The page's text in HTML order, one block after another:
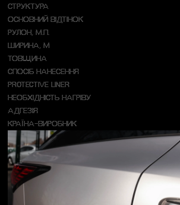
СТРУКТУРА
ОСНОВНИЙ ВІДТІНОК
РУЛОН, М.П.
ШИРИНА, М
ТОВЩИНА
СПОСІБ НАНЕСЕННЯ
PROTECTIVE LINER
НЕОБХІДНІСТЬ НАГРІВУ
АДГЕЗІЯ
КРАЇНА-ВИРОБНИК